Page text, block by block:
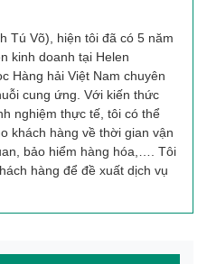
Tú Võ), hiện tôi đã có 5 năm
kinh doanh tại Helen
Hàng hải Việt Nam chuyên
cung ứng. Với kiến thức
nghiệm thực tế, tôi có thể
khách hàng về thời gian vận
bảo hiểm hàng hóa,…. Tôi
hàng để đề xuất dịch vụ